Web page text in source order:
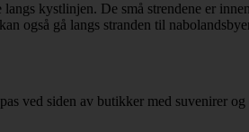
kystlinjen. De små strendene er
også gå langs stranden til
ved siden av butikker med suvenirer